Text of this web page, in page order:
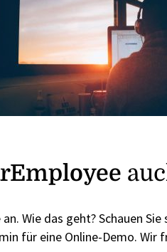
Wie das geht? Schauen
für eine Online-Demo. Wir